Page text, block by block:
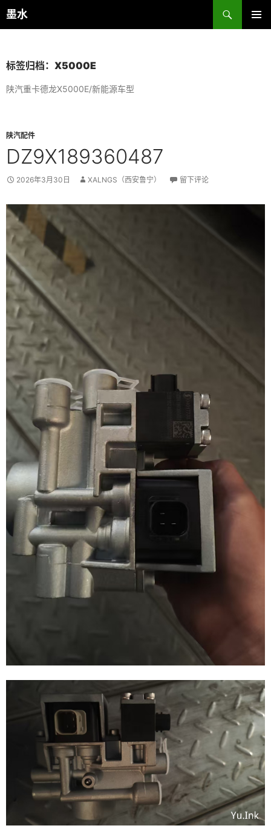
跳
至
墨水
搜
索
标签归档：X5000E
陕汽重卡德龙X5000E/新能源车型
陕汽配件
DZ9X189360487
2026年3月30日 XALNGS（西安鲁宁） 留下评论